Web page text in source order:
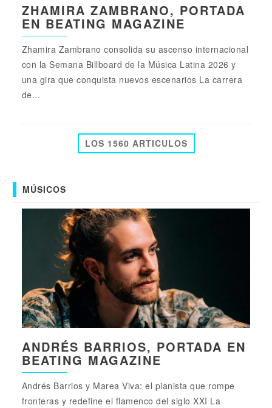
ZHAMIRA ZAMBRANO, PORTADA
EN BEATING MAGAZINE
Zhamira Zambrano consolida su ascenso internacional
con la Semana Billboard de la Música Latina 2026 y
una gira que conquista nuevos escenarios La carrera
de...
LOS 1560 ARTICULOS
MÚSICOS
ANDRÉS BARRIOS, PORTADA EN
BEATING MAGAZINE
Andrés Barrios y Marea Viva: el pianista que rompe
fronteras y redefine el flamenco del siglo XXI La